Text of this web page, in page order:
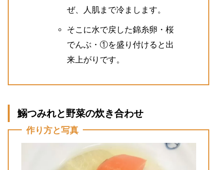
ぜ、人肌まで冷まします。
そこに水で戻した錦糸卵・桜
でんぶ・①を盛り付けると出
来上がりです。
鰯つみれと野菜の炊き合わせ
作り方と写真